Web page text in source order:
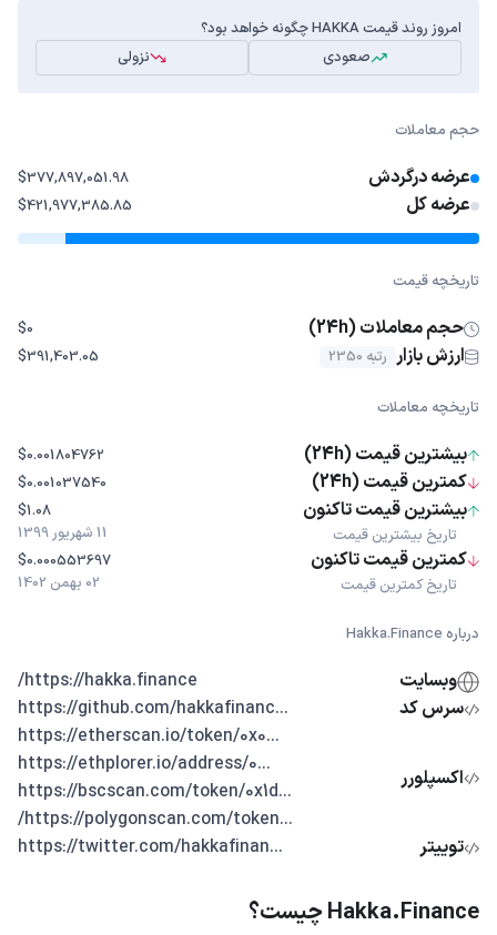
امروز روند قیمت HAKKA چگونه خواهد بود؟
صعودی
نزولی
حجم معاملات
عرضه درگردش $377,897,051.98
عرضه کل $421,977,385.85
تاریخچه قیمت
حجم معاملات (24h) $0
ارزش بازار رتبه 2350 $391,403.05
تاریخچه معاملات
بیشترین قیمت (24h) $0.001804762
کمترین قیمت (24h) $0.001037540
بیشترین قیمت تاکنون
تاریخ بیشترین قیمت
$1.08
11 شهریور 1399
کمترین قیمت تاکنون
تاریخ کمترین قیمت
$0.000553697
02 بهمن 1402
درباره Hakka.Finance
وبسایت
https://hakka.finance/
سرس کد
...https://github.com/hakkafinanc
اکسپلورر
...https://etherscan.io/token/0x0
...https://ethplorer.io/address/0
...https://bscscan.com/token/0x1d
...https://polygonscan.com/token/
توییتر
...https://twitter.com/hakkafinan
Hakka.Finance چیست؟